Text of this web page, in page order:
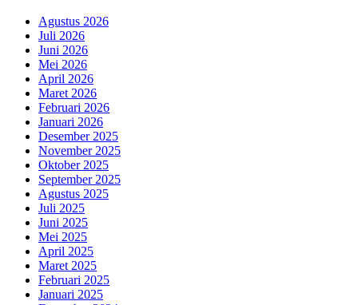
Agustus 2026
Juli 2026
Juni 2026
Mei 2026
April 2026
Maret 2026
Februari 2026
Januari 2026
Desember 2025
November 2025
Oktober 2025
September 2025
Agustus 2025
Juli 2025
Juni 2025
Mei 2025
April 2025
Maret 2025
Februari 2025
Januari 2025